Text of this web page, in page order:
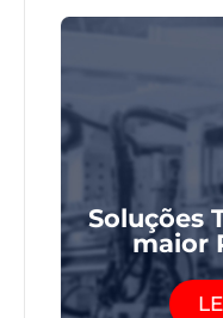
Soluções
maior